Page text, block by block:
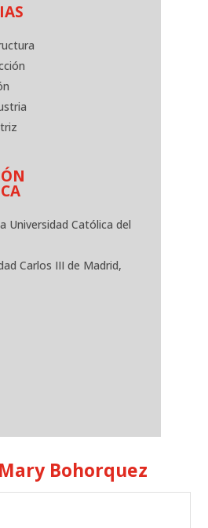
Universidad Católica del
Carlos III de Madrid,
Bohorquez